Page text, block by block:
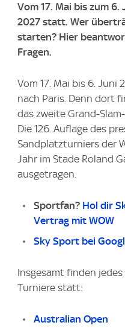
Vom 17. Mai bis zum
2027 statt. Wer
starten? Hier
Fragen.
Vom 17. Mai bis 6. Juni
nach Paris. Denn dort
das zweite Grand-
Die 126. Auflage des
Sandplatzturniers der
Jahr im Stade Roland
ausgetragen.
Sportfan? Hol dir
Vertrag mit WOW
Sky Sport bei
Insgesamt finden
Turniere statt:
Australian Open